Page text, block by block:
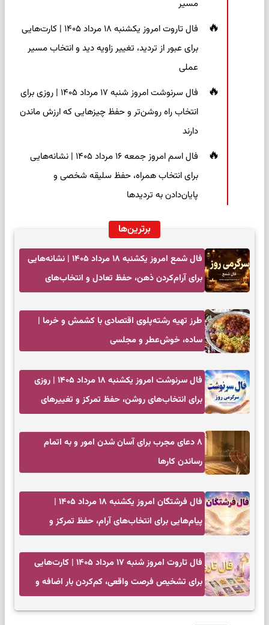
مسیر
فال تاروت امروز یکشنبه ۱۸ مرداد ۱۴۰۵ | کارت‌هایی
برای عبور از تردید، تغییر زاویه دید و انتخاب مسیر
عملی
فال سرنوشت امروز شنبه ۱۷ مرداد ۱۴۰۵ | روزی برای
انتخاب راه روشن‌تر و حفظ چیزهایی که ارزش ماندن
دارند
فال اسم امروز جمعه ۱۶ مرداد ۱۴۰۵ | نشانه‌هایی
برای انتخاب همراه، حفظ سلیقه شخصی و
پایان‌دادن به تردیدها
برترین‌ها
فال شمع امروز یکشنبه ۱۸ مرداد ۱۴۰۵ | نشانه‌هایی
برای آرام‌کردن ذهن، حفظ تعادل و انتخاب‌های
طرز تهیه رشته‌پلوی اقتصادی با کشمش و خرما |
ساده، خوش‌عطر و مجلسی
فال سرنوشت امروز یکشنبه ۱۸ مرداد ۱۴۰۵ | روزی
برای انتخاب‌های روشن، حفظ تمرکز و تغییرهای
۸ دعای مجرب برای آسان شدن امور و به اتمام
رساندن کار‌ها
فال فرشتگان امروز یکشنبه ۱۸ مرداد ۱۴۰۵ |
پیام‌هایی برای انتخاب‌های آرام، حفظ تمرکز و
فال تاروت امروز شنبه ۱۷ مرداد ۱۴۰۵ | کارت‌هایی
برای تشخیص فرصت واقعی، کم‌کردن بار اضافه و